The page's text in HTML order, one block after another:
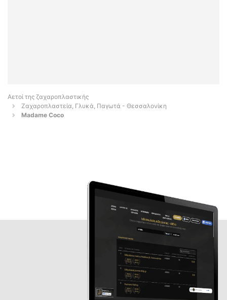
Αετοί της ζαχαροπλαστικής
Ζαχαροπλαστεία, Γλυκά, Παγωτά - Θεσσαλονίκη
Madame Coco